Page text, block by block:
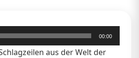
00:00
aus der Welt der